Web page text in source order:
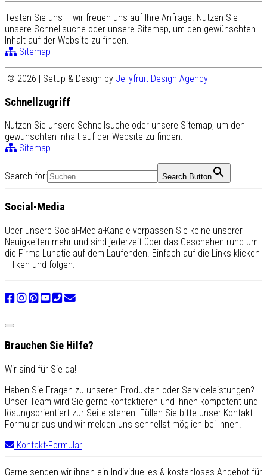
Testen Sie uns – wir freuen uns auf Ihre Anfrage. Nutzen Sie
unsere Schnellsuche oder unsere Sitemap, um den gewünschten
Inhalt auf der Website zu finden.
Sitemap
© 2026 | Setup & Design by Jellyfruit Design Agency
Schnellzugriff
Nutzen Sie unsere Schnellsuche oder unsere Sitemap, um den
gewünschten Inhalt auf der Website zu finden.
Sitemap
Search for: Search Button
Social-Media
Über unsere Social-Media-Kanäle verpassen Sie keine unserer
Neuigkeiten mehr und sind jederzeit über das Geschehen rund um
die Firma Lunatic auf dem Laufenden. Einfach auf die Links klicken
– liken und folgen.
Brauchen Sie Hilfe?
Wir sind für Sie da!
Haben Sie Fragen zu unseren Produkten oder Serviceleistungen?
Unser Team wird Sie gerne kontaktieren und Ihnen kompetent und
lösungsorientiert zur Seite stehen. Füllen Sie bitte unser Kontakt-
Formular aus und wir melden uns schnellst möglich bei Ihnen.
Kontakt-Formular
Gerne senden wir ihnen ein Individuelles & kostenloses Angebot für